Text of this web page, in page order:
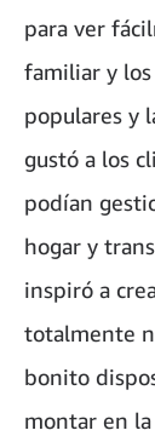
para ver
familiar y
populares y
gustó a los
podían
hogar y
inspiró a
totalmente
bonito
montar en